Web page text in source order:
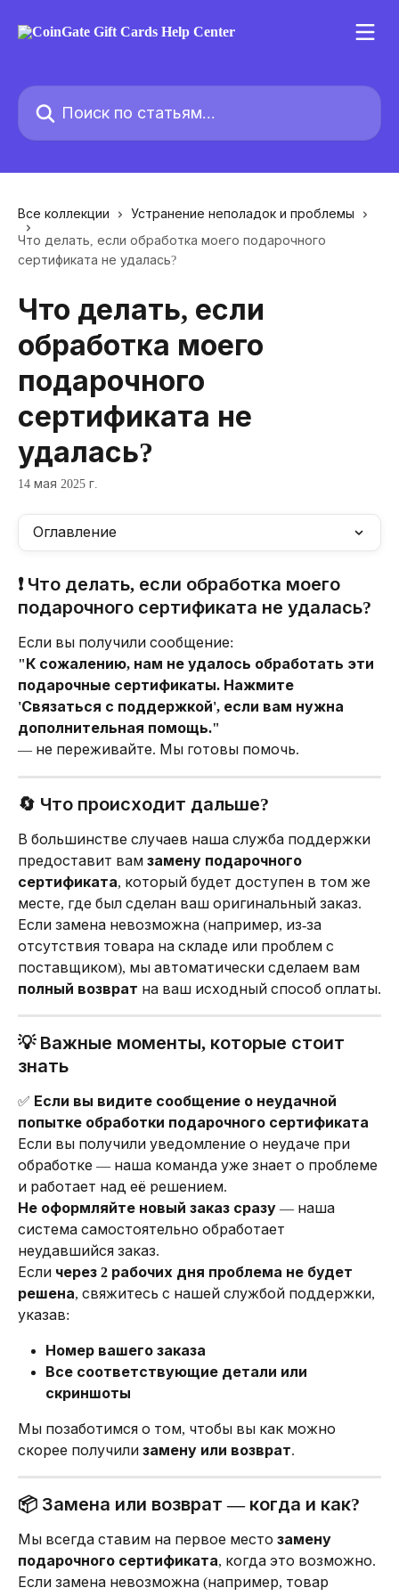
Поиск по статьям...
Все коллекции
Устранение неполадок и проблемы
Что делать, если обработка моего подарочного
сертификата не удалась?
Что делать, если
обработка моего
подарочного
сертификата не
удалась?
14 мая 2025 г.
Оглавление
❗ Что делать, если обработка моего
подарочного сертификата не удалась?
Если вы получили сообщение:
"К сожалению, нам не удалось обработать эти
подарочные сертификаты. Нажмите
'Связаться с поддержкой', если вам нужна
дополнительная помощь."
— не переживайте. Мы готовы помочь.
🔄 Что происходит дальше?
В большинстве случаев наша служба поддержки
предоставит вам замену подарочного
сертификата, который будет доступен в том же
месте, где был сделан ваш оригинальный заказ.
Если замена невозможна (например, из-за
отсутствия товара на складе или проблем с
поставщиком), мы автоматически сделаем вам
полный возврат на ваш исходный способ оплаты.
💡 Важные моменты, которые стоит
знать
✅ Если вы видите сообщение о неудачной
попытке обработки подарочного сертификата
Если вы получили уведомление о неудаче при
обработке — наша команда уже знает о проблеме
и работает над её решением.
Не оформляйте новый заказ сразу — наша
система самостоятельно обработает
неудавшийся заказ.
Если через 2 рабочих дня проблема не будет
решена, свяжитесь с нашей службой поддержки,
указав:
Номер вашего заказа
Все соответствующие детали или
скриншоты
Мы позаботимся о том, чтобы вы как можно
скорее получили замену или возврат.
📦 Замена или возврат — когда и как?
Мы всегда ставим на первое место замену
подарочного сертификата, когда это возможно.
Если замена невозможна (например, товар